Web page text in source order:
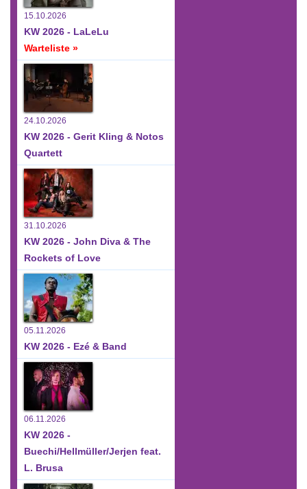
15.10.2026
KW 2026 - LaLeLu
Warteliste »
24.10.2026
KW 2026 - Gerit Kling & Notos
Quartett
31.10.2026
KW 2026 - John Diva & The
Rockets of Love
05.11.2026
KW 2026 - Ezé & Band
06.11.2026
KW 2026 -
Buechi/Hellmüller/Jerjen feat.
L. Brusa